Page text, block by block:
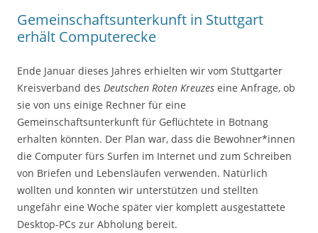
Gemeinschaftsunterkunft in Stuttgart
erhält Computerecke
Ende Januar dieses Jahres erhielten wir vom Stuttgarter
Kreisverband des Deutschen Roten Kreuzes eine Anfrage, ob
sie von uns einige Rechner für eine
Gemeinschaftsunterkunft für Geflüchtete in Botnang
erhalten könnten. Der Plan war, dass die Bewohner*innen
die Computer fürs Surfen im Internet und zum Schreiben
von Briefen und Lebensläufen verwenden. Natürlich
wollten und konnten wir unterstützen und stellten
ungefähr eine Woche später vier komplett ausgestattete
Desktop-PCs zur Abholung bereit.